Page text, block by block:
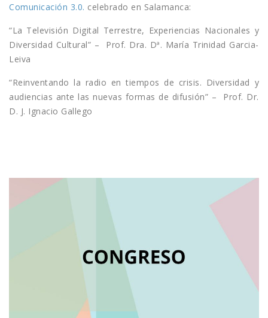
Comunicación 3.0. celebrado en Salamanca:
“La Televisión Digital Terrestre, Experiencias Nacionales y
Diversidad Cultural” – Prof. Dra. Dª. María Trinidad Garcia-
Leiva
“Reinventando la radio en tiempos de crisis. Diversidad y
audiencias ante las nuevas formas de difusión” – Prof. Dr.
D. J. Ignacio Gallego